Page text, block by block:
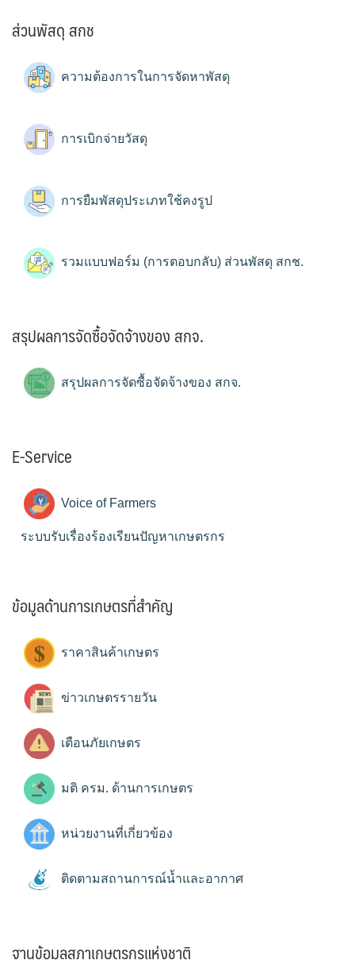
ส่วนพัสดุ สกช
ความต้องการในการจัดหาพัสดุ
การเบิกจ่ายวัสดุ
การยืมพัสดุประเภทใช้คงรูป
รวมแบบฟอร์ม (การตอบกลับ) ส่วนพัสดุ สกช.
สรุปผลการจัดซื้อจัดจ้างของ สกจ.
สรุปผลการจัดซื้อจัดจ้างของ สกจ.
E-Service
Voice of Farmers
ระบบรับเรื่องร้องเรียนปัญหาเกษตรกร
ข้อมูลด้านการเกษตรที่สำคัญ
ราคาสินค้าเกษตร
ข่าวเกษตรรายวัน
เตือนภัยเกษตร
มติ ครม. ด้านการเกษตร
หน่วยงานที่เกี่ยวข้อง
ติดตามสถานการณ์น้ำและอากาศ
ฐานข้อมูลสภาเกษตรกรแห่งชาติ